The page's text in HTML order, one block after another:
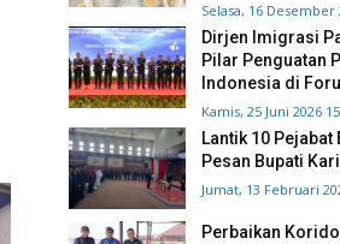
Selasa, 16 Desember
Dirjen Imigrasi
Pilar Penguatan
Indonesia di
Kamis, 25 Juni 2026
Lantik 10 Pejabat
Pesan Bupati
Jumat, 13 Februari
Perbaikan